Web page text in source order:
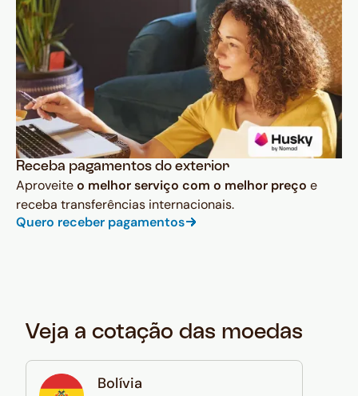
Receba pagamentos do exterior
Aproveiteo melhor serviço com o melhor preço e
receba transferências internacionais.
Quero receber pagamentos
Veja a cotação das moedas
Bolívia